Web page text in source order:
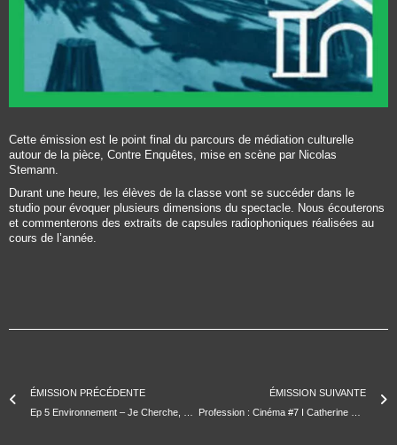
Cette émission est le point final du parcours de médiation culturelle
autour de la pièce, Contre Enquêtes, mise en scène par Nicolas
Stemann.
Durant une heure, les élèves de la classe vont se succéder dans le
studio pour évoquer plusieurs dimensions du spectacle. Nous écouterons
et commenterons des extraits de capsules radiophoniques réalisées au
cours de l’année.
ÉMISSION PRÉCÉDENTE
ÉMISSION SUIVANTE